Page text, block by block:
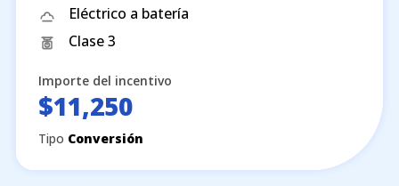
Eléctrico a batería
Clase 3
Importe del incentivo
$11,250
Tipo Conversión